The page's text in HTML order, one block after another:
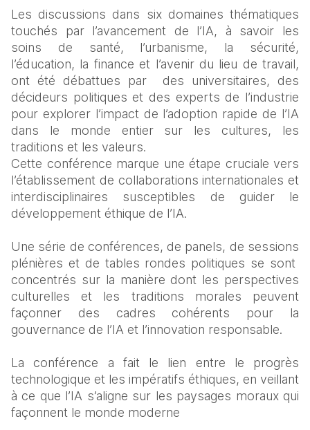
Les discussions dans six domaines thématiques
touchés par l’avancement de l’IA, à savoir les
soins de santé, l’urbanisme, la sécurité,
l’éducation, la finance et l’avenir du lieu de travail,
ont été débattues par  des universitaires, des
décideurs politiques et des experts de l’industrie
pour explorer l’impact de l’adoption rapide de l’IA
dans le monde entier sur les cultures, les
traditions et les valeurs.
Cette conférence marque une étape cruciale vers
l’établissement de collaborations internationales et
interdisciplinaires susceptibles de guider le
développement éthique de l’IA.
Une série de conférences, de panels, de sessions
plénières et de tables rondes politiques se sont
concentrés sur la manière dont les perspectives
culturelles et les traditions morales peuvent
façonner des cadres cohérents pour la
gouvernance de l’IA et l’innovation responsable.
La conférence a fait le lien entre le progrès
technologique et les impératifs éthiques, en veillant
à ce que l’IA s’aligne sur les paysages moraux qui
façonnent le monde moderne